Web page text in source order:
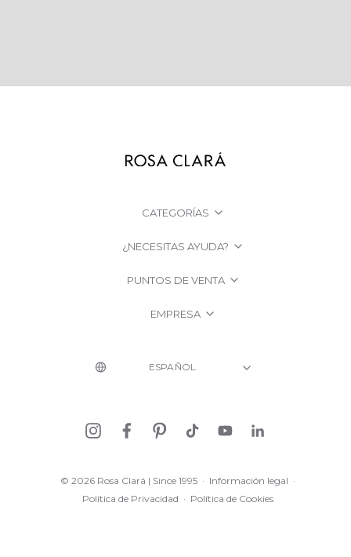
CATEGORÍAS
¿NECESITAS AYUDA?
PUNTOS DE VENTA
EMPRESA
© 2026 Rosa Clará | Since 1995 · Información legal ·
Política de Privacidad · Política de Cookies